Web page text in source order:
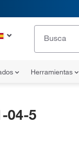
Herramientas
04-5